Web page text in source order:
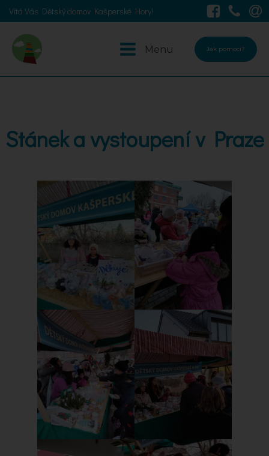
Vítá Vás Dětský domov Kašperské Hory!
Menu Jak pomoci?
Stánek a vystoupení v Praze